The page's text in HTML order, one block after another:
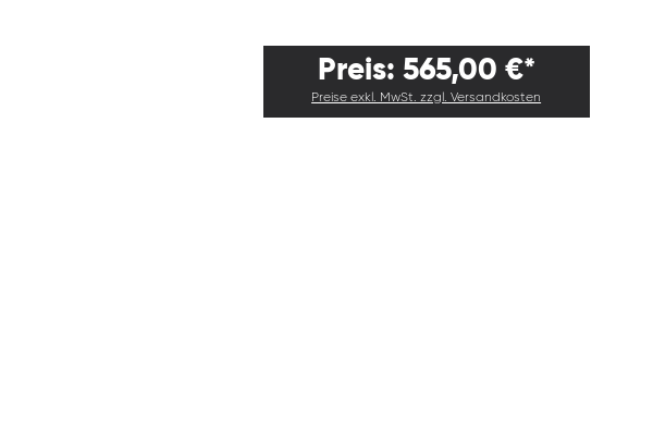
Preis: 565,00 €*
Preise exkl. MwSt. zzgl. Versandkosten